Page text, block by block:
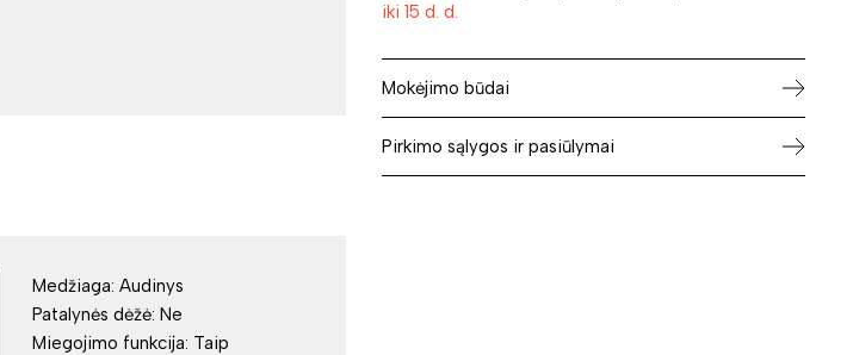
iki 15 d. d.
Mokėjimo būdai
Pirkimo sąlygos ir pasiūlymai
Medžiaga: Audinys
Patalynės dėžė: Ne
Miegojimo funkcija: Taip